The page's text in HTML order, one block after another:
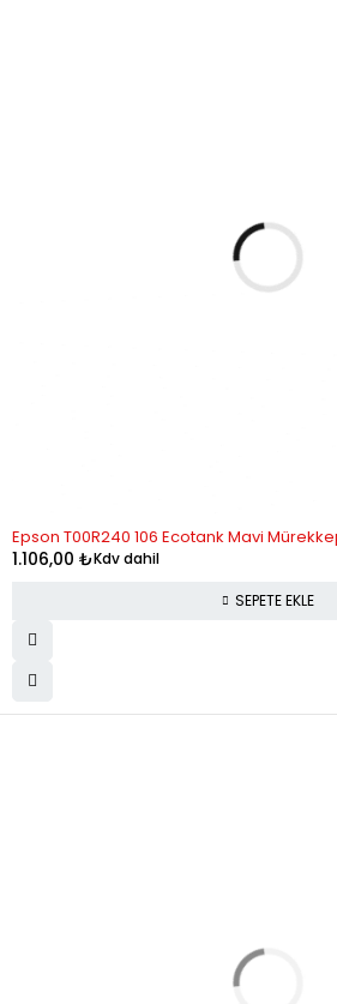
Epson T00R240 106 Ecotank Mavi
1.106,00 ₺Kdv dahil
SEPETE EKLE